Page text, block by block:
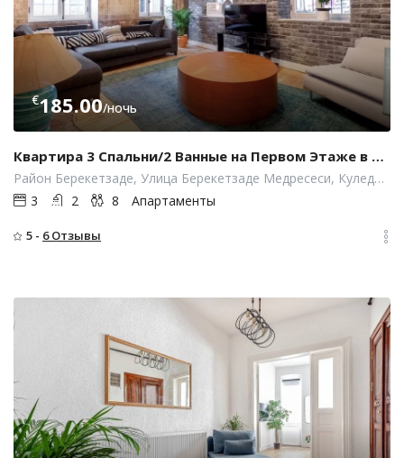
€185.00/ночь
Квартира 3 Спальни/2 Ванные на Первом Этаже в Арт-Дизайне с Кондиционером – Галата
Район Берекетзаде, Улица Берекетзаде Медресеси, Куледиби, Бейоглу, Стамбул, Турция
3
2 8 Апартаменты
5 - 6 Отзывы